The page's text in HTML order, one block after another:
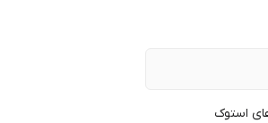
استوک